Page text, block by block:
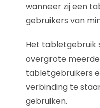
wanneer zij een
gebruikers van
Het tabletgebruik
overgrote
tabletgebruikers
verbinding te
gebruiken.